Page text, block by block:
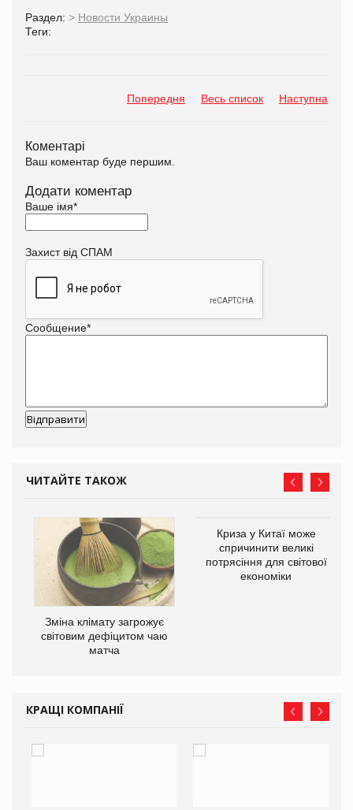
Раздел: > Новости Украины
Теги:
Попередня Весь список Наступна
Коментарі
Ваш коментар буде першим.
Додати коментар
Ваше імя*
Захист від СПАМ
Сообщение*
ЧИТАЙТЕ ТАКОЖ
Зміна клімату загрожує
світовим дефіцитом чаю
матча
Криза у Китаї може
спричинити великі
потрясіння для світової
економіки
КРАЩІ КОМПАНІЇ